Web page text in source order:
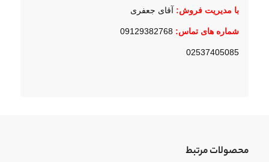
با مدیریت فروش: آقای جعفری
شماره های تماس:
02537405085
محصولات مرتبط